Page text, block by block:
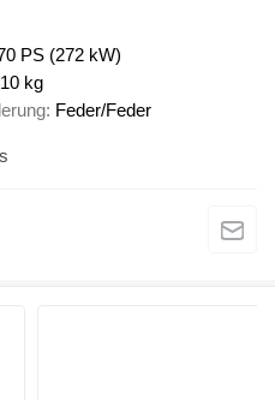
PS (272 kW)
kg
Feder/Feder